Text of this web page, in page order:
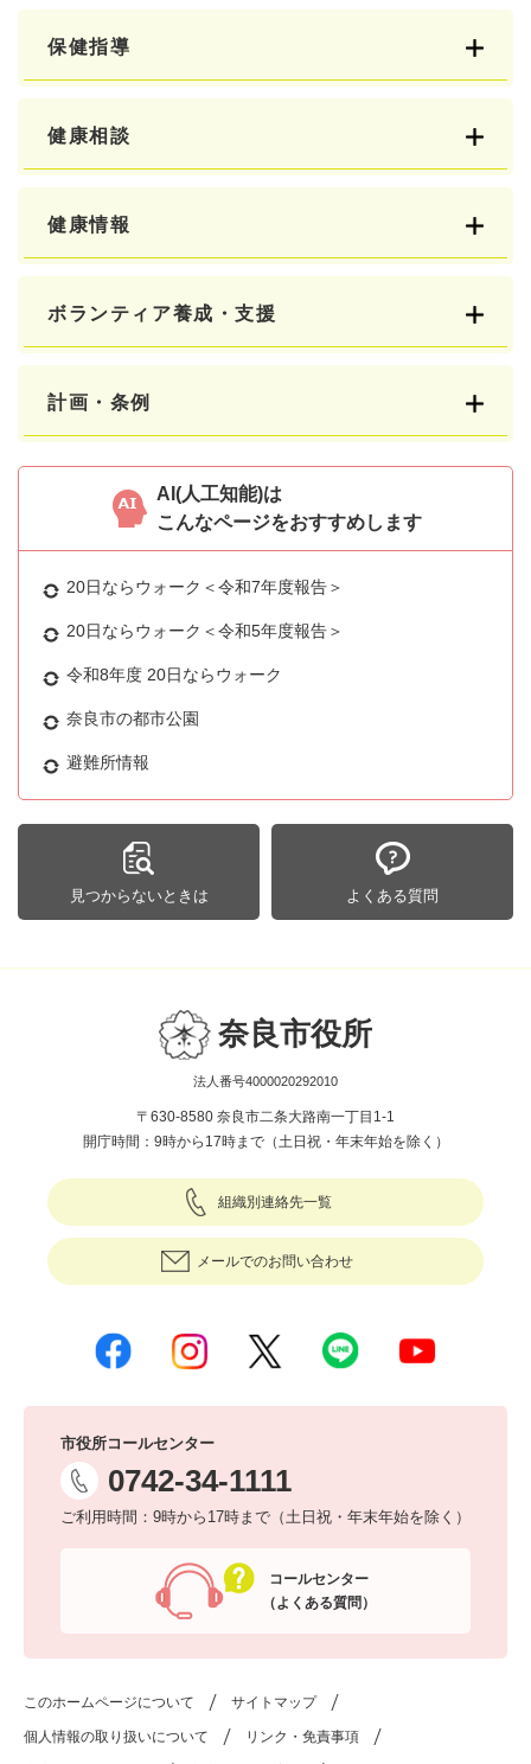
保健指導
健康相談
健康情報
ボランティア養成・支援
計画・条例
AI(人工知能)は
こんなページをおすすめします
20日ならウォーク＜令和7年度報告＞
20日ならウォーク＜令和5年度報告＞
令和8年度 20日ならウォーク
奈良市の都市公園
避難所情報
見つからないときは よくある質問
奈良市役所
法人番号4000020292010
〒630-8580 奈良市二条大路南一丁目1-1
開庁時間：9時から17時まで（土日祝・年末年始を除く）
組織別連絡先一覧
メールでのお問い合わせ
市役所コールセンター
0742-34-1111
ご利用時間：9時から17時まで（土日祝・年末年始を除く）
コールセンター
（よくある質問）
このホームページについて サイトマップ
個人情報の取り扱いについて リンク・免責事項